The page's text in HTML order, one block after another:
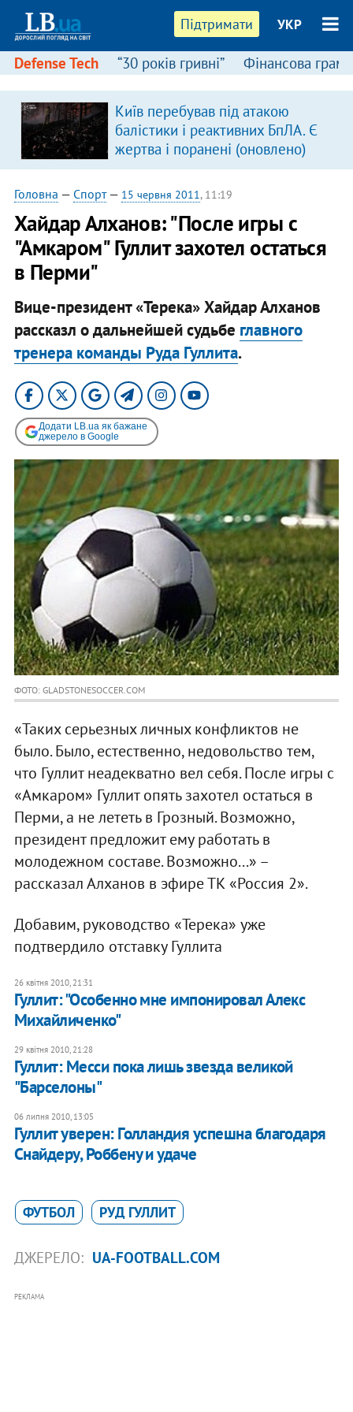
Підтримати УКР
Defense Tech “30 років гривні” Фінансова
Київ перебував під атакою
балістики і реактивних БпЛА. Є
жертва і поранені (оновлено)
Головна — Спорт— 15 червня 2011, 11:19
Хайдар Алханов: "После игры с
"Амкаром" Гуллит захотел остаться
в Перми"
Вице-президент «Терека» Хайдар Алханов
рассказл о дальнейшей судьбе главного
тренера команды Руда Гуллита.
Додати LB.ua як бажане
джерело в Google
ФОТО: GLADSTONESOCCER.COM
«Таких серьезных личных конфликтов не
было. Было, естественно, недовольство тем,
что Гуллит неадекватно вел себя. После игры с
«Амкаром» Гуллит опять захотел остаться в
Перми, а не лететь в Грозный. Возможно,
президент предложит ему работать в
молодежном составе. Возможно...» –
рассказал Алханов в эфире ТК «Россия 2».
Добавим, руководство «Терека» уже
подтвердило отставку Гуллита
26 квітня 2010, 21:31
Гуллит: "Особенно мне импонировал Алекс
Михайличенко"
29 квітня 2010, 21:28
Гуллит: Месси пока лишь звезда великой
"Барселоны"
06 липня 2010, 13:05
Гуллит уверен: Голландия успешна благодаря
Снайдеру, Роббену и удаче
ФУТБОЛ РУД ГУЛЛИТ
ДЖЕРЕЛО: UA-FOOTBALL.COM
РЕКЛАМА